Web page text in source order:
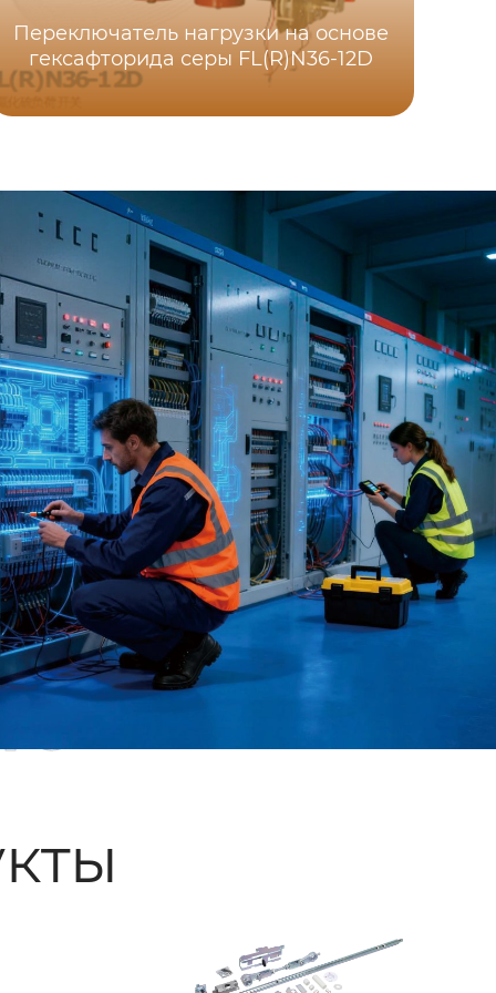
Переключатель нагрузки на основе
гексафторида серы FL(R)N36-12D